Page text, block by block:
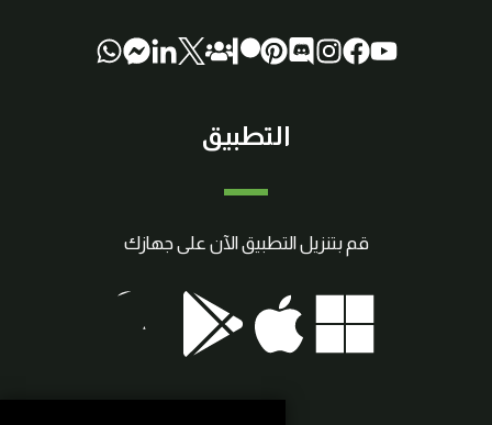
التطبيق
قم بتنزيل التطبيق الآن على جهازك